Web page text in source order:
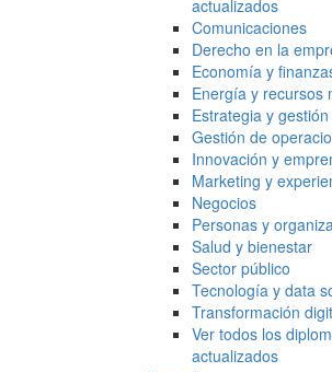
actualizados
Comunicaciones
Derecho en la
Economía y
Energía y recursos
Estrategia y gestión
Gestión de
Innovación y
Marketing y
Negocios
Personas y
Salud y bienestar
Sector público
Tecnología y data
Transformación
Ver todos los
actualizados